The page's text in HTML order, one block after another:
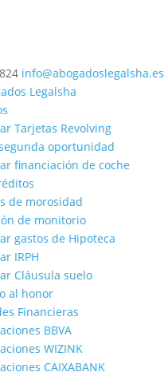
info@abogadoslegalsha.es
Tarjetas Revolving
oportunidad
financiación de coche
de morosidad
de monitorio
gastos de Hipoteca
IRPH
Cláusula suelo
al honor
Financieras
BBVA
WIZINK
CAIXABANK